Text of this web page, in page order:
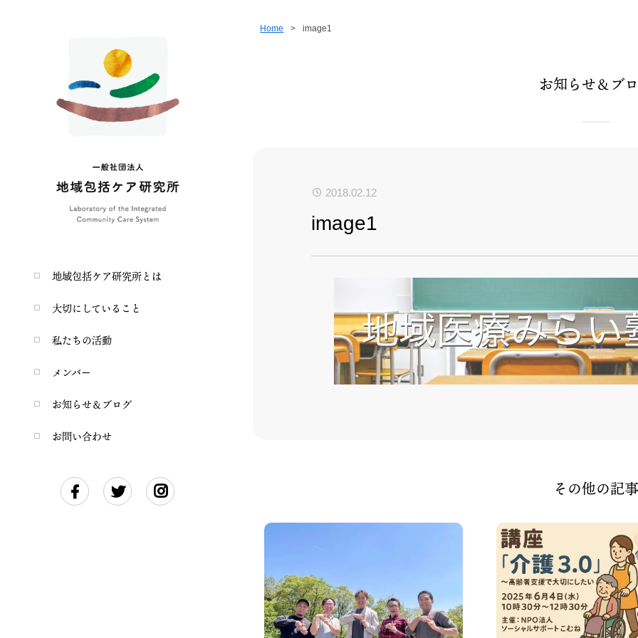
地域包括ケア研究所とは
大切にしていること
私たちの活動
メンバー
お知らせ＆ブログ
お問い合わせ
Home > image1
お知らせ＆ブ
2018.02.12
image1
その他の記事